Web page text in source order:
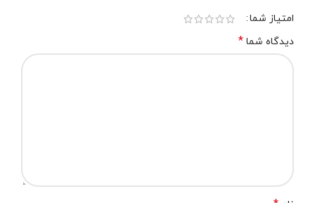
امتیاز شما
دیدگاه شما *